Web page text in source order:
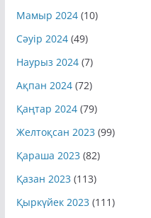
Мамыр 2024(10)
Сәуір 2024(49)
Наурыз 2024(7)
Ақпан 2024(72)
Қаңтар 2024(79)
Желтоқсан 2023 (99)
Қараша 2023 (82)
Қазан 2023 (113)
Қыркүйек 2023 (111)